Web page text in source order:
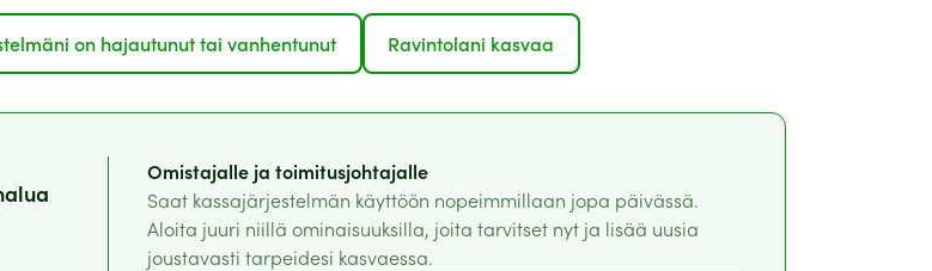
on hajautunut tai vanhentunut Ravintolani kasvaa
Omistajalle ja toimitusjohtajalle
Saat kassajärjestelmän käyttöön nopeimmillaan jopa päivässä.
Aloita juuri niillä ominaisuuksilla, joita tarvitset nyt ja lisää uusia
joustavasti tarpeidesi kasvaessa.